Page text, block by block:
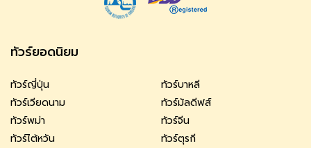
ทัวร์ยอดนิยม
ทัวร์ญี่ปุ่น
ทัวร์บาหลี
ทัวร์เวียดนาม
ทัวร์มัลดีฟส์
ทัวร์พม่า
ทัวร์จีน
ทัวร์ไต้หวัน
ทัวร์ตุรกี